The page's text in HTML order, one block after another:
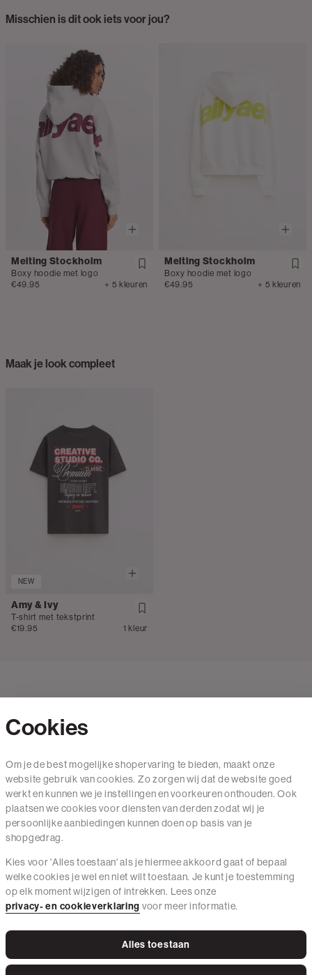
Misschien is dit ook iets voor jou?
Melting Stockholm
Boxy hoodie met logo
€49.95
+ 5 kleuren
Melting Stockholm
Boxy hoodie met logo
€49.95
+ 5 kleuren
Maak je look compleet
NEW
Amy & Ivy
T-shirt met tekstprint
€19.95
1 kleur
Mail ons
020 - 3412 650
Van maandag t/m vrijdag van 8.30 uur tot 18.00 uur.
Service
Wij zijn The Sting
Cookies
Om je de best mogelijke shopervaring te bieden, maakt onze
website gebruik van cookies. Zo zorgen wij dat de website goed
werkt en kunnen we je instellingen en voorkeuren onthouden. Ook
plaatsen we cookies voor diensten van derden zodat wij je
persoonlijke aanbiedingen kunnen doen op basis van je
shopgedrag.
Kies voor 'Alles toestaan' als je hiermee akkoord gaat of bepaal
welke cookies je wel en niet wilt toestaan. Je kunt je toestemming
op elk moment wijzigen of intrekken. Lees onze
privacy- en cookieverklaring voor meer informatie.
Alles toestaan